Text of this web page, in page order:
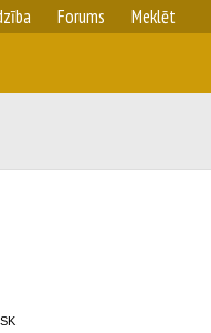
Forums Meklēt